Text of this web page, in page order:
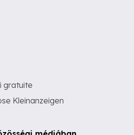
gratuite
Kleinanzeigen